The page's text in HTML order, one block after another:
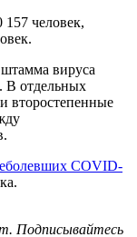
человек,
штамма вируса
. В отдельных
второстепенные
COVID-
Подписывайтесь